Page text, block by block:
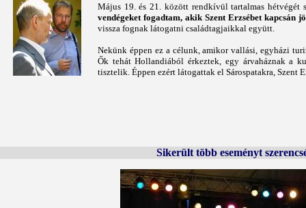
Május 19. és 21. között rendkívül tartalmas hétvégét
vendégeket fogadtam, akik Szent Erzsébet kapcsán
vissza fognak látogatni családtagjaikkal együtt.
Nekünk éppen ez a célunk, amikor vallási, egyházi
Ők tehát Hollandiából érkeztek, egy árvaháznak a
tisztelik. Éppen ezért látogattak el Sárospatakra, Szent
Sikerült több eseményt